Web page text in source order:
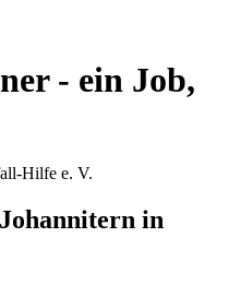
- ein Job,
Hilfe e. V.
in